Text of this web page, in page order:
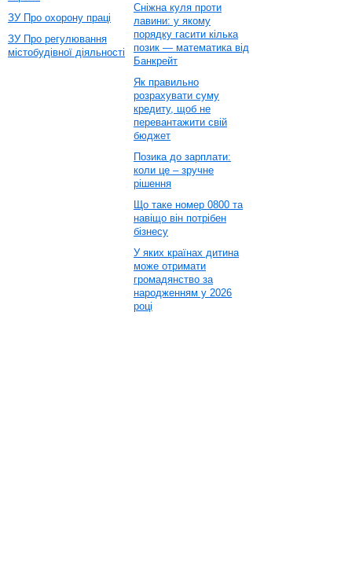
ЗУ Про охорону праці
ЗУ Про регулювання
містобудівної діяльності
Сніжна куля проти
лавини: у якому
порядку гасити кілька
позик — математика від
Банкрейт
Як правильно
розрахувати суму
кредиту, щоб не
перевантажити свій
бюджет
Позика до зарплати:
коли це – зручне
рішення
Що таке номер 0800 та
навіщо він потрібен
бізнесу
У яких країнах дитина
може отримати
громадянство за
народженням у 2026
році